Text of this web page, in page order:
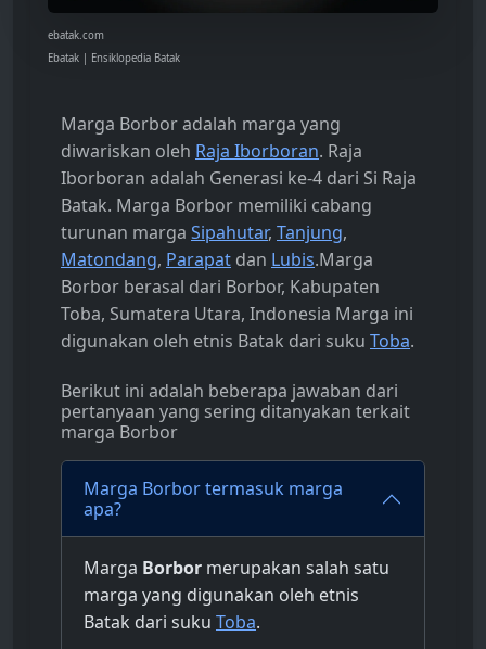
ebatak.com
Ebatak | Ensiklopedia Batak
Marga Borbor adalah marga yang
diwariskan oleh Raja Iborboran. Raja
Iborboran adalah Generasi ke-4 dari Si Raja
Batak. Marga Borbor memiliki cabang
turunan marga Sipahutar, Tanjung,
Matondang, Parapat dan Lubis.Marga
Borbor berasal dari Borbor, Kabupaten
Toba, Sumatera Utara, Indonesia Marga ini
digunakan oleh etnis Batak dari suku Toba.
Berikut ini adalah beberapa jawaban dari
pertanyaan yang sering ditanyakan terkait
marga Borbor
Marga Borbor termasuk marga
apa?
Marga Borbor merupakan salah satu
marga yang digunakan oleh etnis
Batak dari suku Toba.